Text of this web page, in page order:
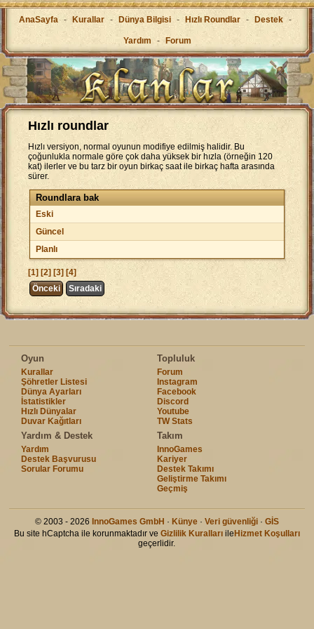
AnaSayfa - Kurallar - Dünya Bilgisi - Hızlı Roundlar - Destek -
Yardım - Forum
Hızlı roundlar
Hızlı versiyon, normal oyunun modifiye edilmiş halidir. Bu
çoğunlukla normale göre çok daha yüksek bir hızla (örneğin 120
kat) ilerler ve bu tarz bir oyun birkaç saat ile birkaç hafta arasında
sürer.
Roundlara bak
Eski
Güncel
Planlı
[1] [2] [3] [4]
Önceki
Sıradaki
Oyun
Kurallar
Şöhretler Listesi
Dünya Ayarları
İstatistikler
Hızlı Dünyalar
Duvar Kağıtları
Topluluk
Forum
Instagram
Facebook
Discord
Youtube
TW Stats
Yardım & Destek
Yardım
Destek Başvurusu
Sorular Forumu
Takım
InnoGames
Kariyer
Destek Takımı
Geliştirme Takımı
Geçmiş
© 2003 - 2026 InnoGames GmbH · Künye· Veri güvenliği· GİS
Bu site hCaptcha ile korunmaktadır ve Gizlilik Kurallarıile Hizmet Koşulları
geçerlidir.